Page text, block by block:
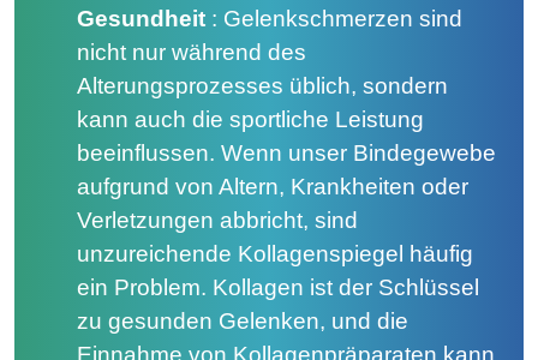
Gesundheit : Gelenkschmerzen sind
nicht nur während des
Alterungsprozesses üblich, sondern
kann auch die sportliche Leistung
beeinflussen. Wenn unser Bindegewebe
aufgrund von Altern, Krankheiten oder
Verletzungen abbricht, sind
unzureichende Kollagenspiegel häufig
ein Problem. Kollagen ist der Schlüssel
zu gesunden Gelenken, und die
Einnahme von Kollagenpräparaten kann